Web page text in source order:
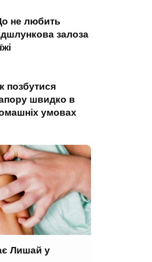
не любить
залоза
позбутися
швидко в
умовах
Лишай у